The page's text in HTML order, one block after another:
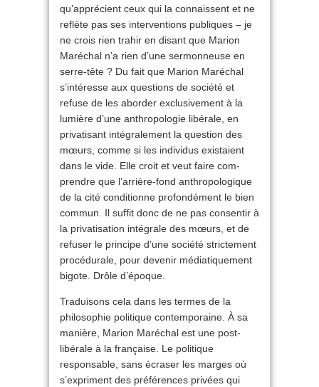
qu’apprécient ceux qui la connaissent et ne
reflète pas ses interventions publiques – je
ne crois rien trahir en disant que Marion
Maréchal n’a rien d’une sermonneuse en
serre-tête ? Du fait que Marion Maréchal
s’intéresse aux questions de société et
refuse de les aborder exclusivement à la
lumière d’une anthropologie libérale, en
privatisant intégralement la question des
mœurs, comme si les individus existaient
dans le vide. Elle croit et veut faire com­
prendre que l’arrière-fond anthropologique
de la cité conditionne profondément le bien
commun. Il suffit donc de ne pas consentir à
la privatisation intégrale des mœurs, et de
refuser le principe d’une société strictement
procédurale, pour devenir médiatiquement
bigote. Drôle d’époque.
Traduisons cela dans les termes de la
philosophie politique contemporaine. À sa
manière, Marion Maréchal est une post-
libérale à la française. Le politique
responsable, sans écraser les marges où
s’expriment des préférences privées qui